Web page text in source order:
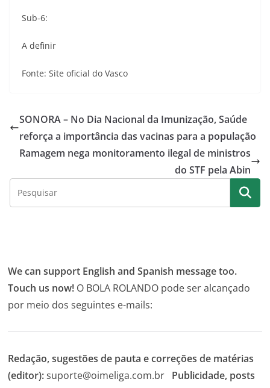
Sub-6:
A definir
Fonte: Site oficial do Vasco
SONORA – No Dia Nacional da Imunização, Saúde
reforça a importância das vacinas para a população
Ramagem nega monitoramento ilegal de ministros
do STF pela Abin
We can support English and Spanish message too.
Touch us now! O BOLA ROLANDO pode ser alcançado
por meio dos seguintes e-mails:
Redação, sugestões de pauta e correções de matérias
(editor): suporte@oimeliga.com.br Publicidade, posts